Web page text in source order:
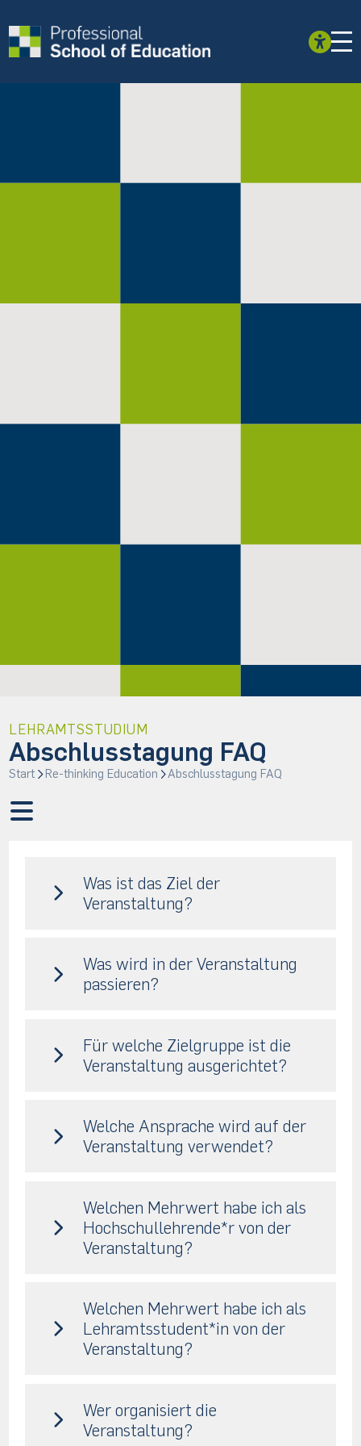
LEHRAMTSSTUDIUM
Abschlusstagung FAQ
Start Re-thinking Education Abschlusstagung FAQ
Was ist das Ziel der
Veranstaltung?
Was wird in der Veranstaltung
passieren?
Für welche Zielgruppe ist die
Veranstaltung ausgerichtet?
Welche Ansprache wird auf der
Veranstaltung verwendet?
Welchen Mehrwert habe ich als
Hochschullehrende*r von der
Veranstaltung?
Welchen Mehrwert habe ich als
Lehramtsstudent*in von der
Veranstaltung?
Wer organisiert die
Veranstaltung?